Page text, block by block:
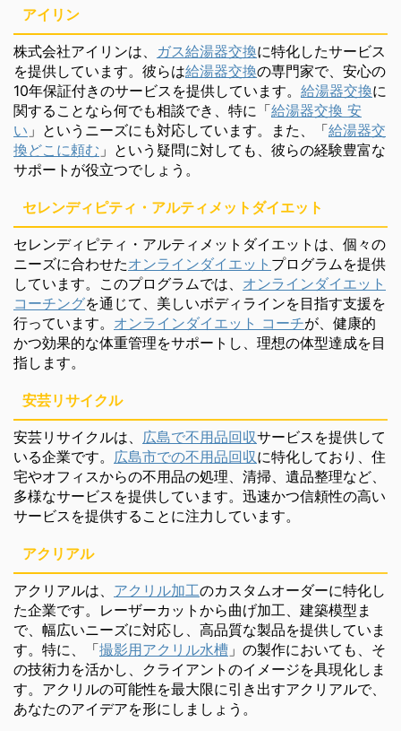
アイリン
株式会社アイリンは、 ガス給湯器交換に特化したサービス
を提供しています。彼らは給湯器交換の専門家で、安心の
10年保証付きのサービスを提供しています。 給湯器交換に
関することなら何でも相談でき、特に「給湯器交換 安
い 」というニーズにも対応しています。また、「給湯器交
換どこに頼む 」という疑問に対しても、彼らの経験豊富な
サポートが役立つでしょう。
セレンディピティ・アルティメットダイエット
セレンディピティ・アルティメットダイエットは、個々の
ニーズに合わせたオンラインダイエット プログラムを提供
しています。このプログラムでは、 オンラインダイエット
コーチングを通じて、美しいボディラインを目指す支援を
行っています。 オンラインダイエット コーチが、健康的
かつ効果的な体重管理をサポートし、理想の体型達成を目
指します。
安芸リサイクル
安芸リサイクルは、 広島で不用品回収サービスを提供して
いる企業です。 広島市での不用品回収に特化しており、住
宅やオフィスからの不用品の処理、清掃、遺品整理など、
多様なサービスを提供しています。迅速かつ信頼性の高い
サービスを提供することに注力しています。
アクリアル
アクリアルは、 アクリル加工のカスタムオーダーに特化し
た企業です。レーザーカットから曲げ加工、建築模型ま
で、幅広いニーズに対応し、高品質な製品を提供していま
す。特に、「撮影用アクリル水槽 」の製作においても、そ
の技術力を活かし、クライアントのイメージを具現化しま
す。アクリルの可能性を最大限に引き出すアクリアルで、
あなたのアイデアを形にしましょう。